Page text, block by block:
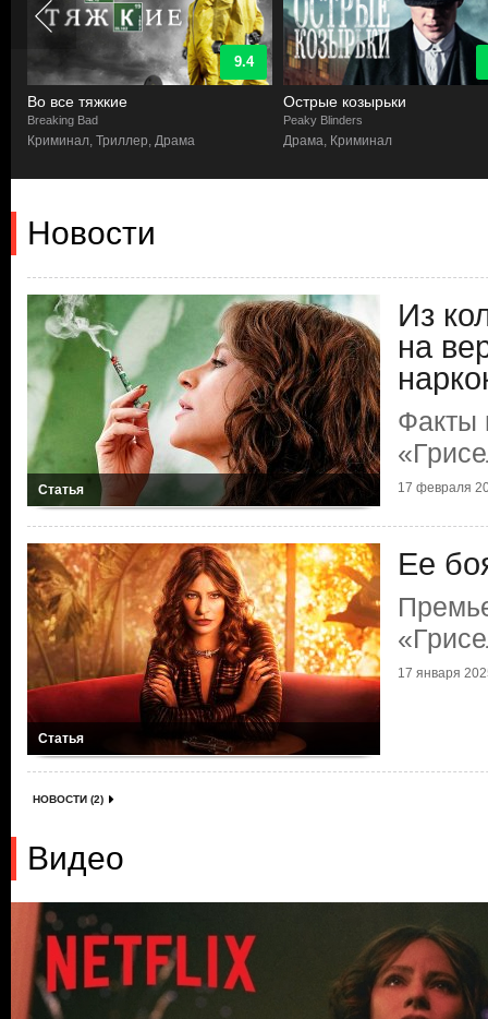
9.4
Во все тяжкие
Breaking Bad
Криминал, Триллер, Драма
Острые козырьки
Peaky Blinders
Драма, Криминал
Новости
Статья
Из
на
Факты
17 февраля
Статья
Ее
17 января
НОВОСТИ (2)
Видео